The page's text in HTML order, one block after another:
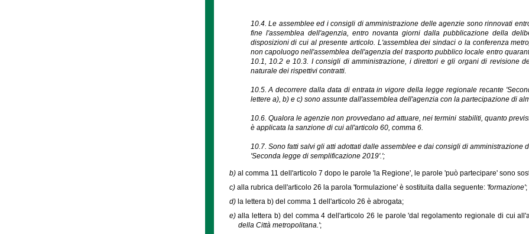
10.4. Le assemblee ed i consigli di amministrazione delle agenzie sono rinnovati
fine l'assemblea dell'agenzia, entro novanta giorni dalla pubblicazione della
disposizioni di cui al presente articolo. L'assemblea dei sindaci o la conferenza
non capoluogo nell'assemblea dell'agenzia del trasporto pubblico locale entro
10.1, 10.2 e 10.3. I consigli di amministrazione, i direttori e gli organi di revisione
naturale dei rispettivi contratti.
10.5. A decorrere dalla data di entrata in vigore della legge regionale recante
lettere a), b) e c) sono assunte dall'assemblea dell'agenzia con la partecipazione di
10.6. Qualora le agenzie non provvedano ad attuare, nei termini stabiliti, quanto
è applicata la sanzione di cui all'articolo 60, comma 6.
10.7. Sono fatti salvi gli atti adottati dalle assemblee e dai consigli di
'Seconda legge di semplificazione 2019'.';
b) al comma 11 dell'articolo 7 dopo le parole 'la Regione', le parole 'può partecipare' sono
c) alla rubrica dell'articolo 26 la parola 'formulazione' è sostituita dalla seguente: 'formazione';
d) la lettera b) del comma 1 dell'articolo 26 è abrogata;
e)alla lettera b) del comma 4 dell'articolo 26 le parole 'dal regolamento regionale di cui
della Città metropolitana.';